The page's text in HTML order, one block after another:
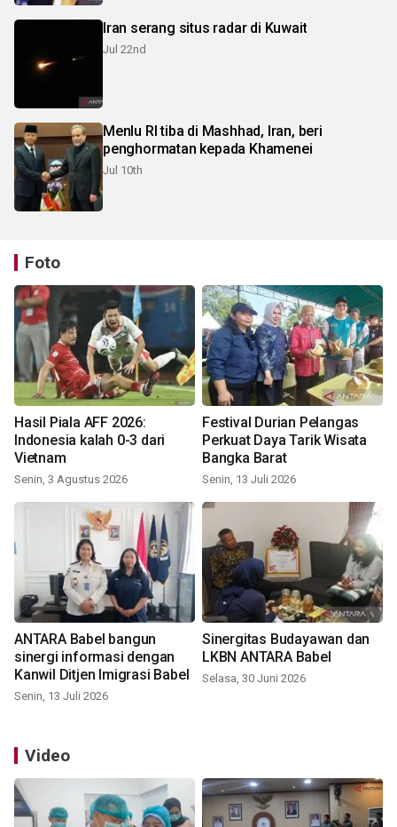
Iran serang situs radar di Kuwait
Jul 22nd
Menlu RI tiba di Mashhad, Iran, beri
penghormatan kepada Khamenei
Jul 10th
Foto
Hasil Piala AFF 2026:
Indonesia kalah 0-3 dari
Vietnam
Senin, 3 Agustus 2026
Festival Durian Pelangas
Perkuat Daya Tarik Wisata
Bangka Barat
Senin, 13 Juli 2026
ANTARA Babel bangun
sinergi informasi dengan
Kanwil Ditjen Imigrasi Babel
Senin, 13 Juli 2026
Sinergitas Budayawan dan
LKBN ANTARA Babel
Selasa, 30 Juni 2026
Video